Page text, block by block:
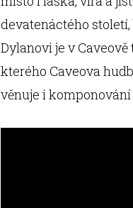
devatenáctého
Dylanovi je v
kterého Caveova
věnuje i